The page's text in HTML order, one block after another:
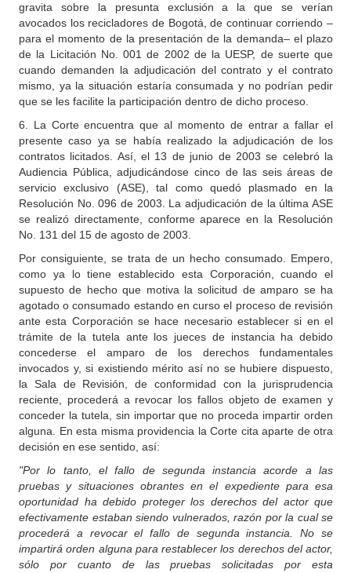
gravita sobre la presunta exclusión a la que se verían
avocados los recicladores de Bogotá, de continuar corriendo –
para el momento de la presentación de la demanda– el plazo
de la Licitación No. 001 de 2002 de la UESP, de suerte que
cuando demanden la adjudicación del contrato y el contrato
mismo, ya la situación estaría consumada y no podrían pedir
que se les facilite la participación dentro de dicho proceso.
6. La Corte encuentra que al momento de entrar a fallar el
presente caso ya se había realizado la adjudicación de los
contratos licitados. Así, el 13 de junio de 2003 se celebró la
Audiencia Pública, adjudicándose cinco de las seis áreas de
servicio exclusivo (ASE), tal como quedó plasmado en la
Resolución No. 096 de 2003. La adjudicación de la última ASE
se realizó directamente, conforme aparece en la Resolución
No. 131 del 15 de agosto de 2003.
Por consiguiente, se trata de un hecho consumado. Empero,
como ya lo tiene establecido esta Corporación, cuando el
supuesto de hecho que motiva la solicitud de amparo se ha
agotado o consumado estando en curso el proceso de revisión
ante esta Corporación se hace necesario establecer si en el
trámite de la tutela ante los jueces de instancia ha debido
concederse el amparo de los derechos fundamentales
invocados y, si existiendo mérito así no se hubiere dispuesto,
la Sala de Revisión, de conformidad con la jurisprudencia
reciente, procederá a revocar los fallos objeto de examen y
conceder la tutela, sin importar que no proceda impartir orden
alguna. En esta misma providencia la Corte cita aparte de otra
decisión en ese sentido, así:
"Por lo tanto, el fallo de segunda instancia acorde a las
pruebas y situaciones obrantes en el expediente para esa
oportunidad ha debido proteger los derechos del actor que
efectivamente estaban siendo vulnerados, razón por la cual se
procederá a revocar el fallo de segunda instancia. No se
impartirá orden alguna para restablecer los derechos del actor,
sólo por cuanto de las pruebas solicitadas por esta